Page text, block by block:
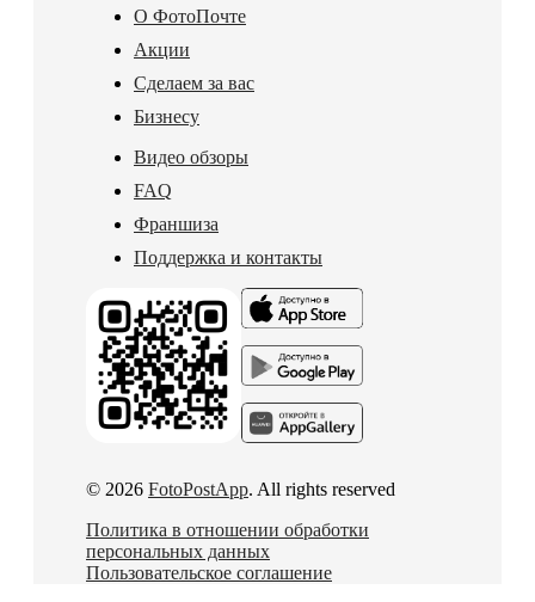
О ФотоПочте
Акции
Сделаем за вас
Бизнесу
Видео обзоры
FAQ
Франшиза
Поддержка и контакты
© 2026 FotoPostApp. All rights reserved
Политика в отношении обработки
персональных данных
Пользовательское соглашение